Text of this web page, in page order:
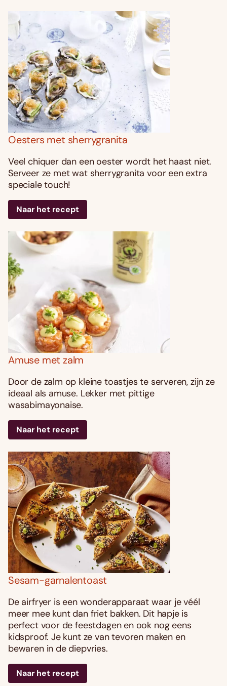
Oesters met sherrygranita
Veel chiquer dan een oester wordt het haast niet.
Serveer ze met wat sherrygranita voor een extra
speciale touch!
Naar het recept
Amuse met zalm
Door de zalm op kleine toastjes te serveren, zijn ze
ideaal als amuse. Lekker met pittige
wasabimayonaise.
Naar het recept
Sesam-garnalentoast
De airfryer is een wonderapparaat waar je véél
meer mee kunt dan friet bakken. Dit hapje is
perfect voor de feestdagen en ook nog eens
kidsproof. Je kunt ze van tevoren maken en
bewaren in de diepvries.
Naar het recept